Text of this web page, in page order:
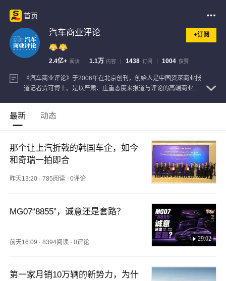
首页
汽车商业评论 +订阅
2.4亿+ 阅读 1.1万 内容 1438 订阅 1004 获赞
《汽车商业评论》于2006年在北京创刊，创始人是中国资深商业报
道记者贾可博士。是以严肃、庄重态度来报道与评论的高端商业媒
最新 动态
那个让上汽折戟的韩国车企，如今
和奇瑞一拍即合
昨天13:20 ·785阅读 ·0评论
MG07“8855”，诚意还是套路？
29:02
前天16:09 ·8394阅读 ·0评论
第一家月销10万辆的新势力，为什